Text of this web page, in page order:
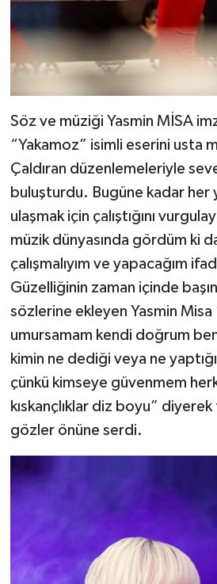
Söz ve müziği Yasmin MİSA
“Yakamoz” isimli eserini usta
Çaldıran düzenlemeleriyle
buluşturdu. Bugüne kadar her
ulaşmak için çalıştığını
müzik dünyasında gördüm ki
çalışmalıyım ve yapacağım
Güzelliğinin zaman içinde
sözlerine ekleyen Yasmin Misa
umursamam kendi doğrum
kimin ne dediği veya ne
çünkü kimseye güvenmem
kıskançlıklar diz boyu” diyerek
gözler önüne serdi.